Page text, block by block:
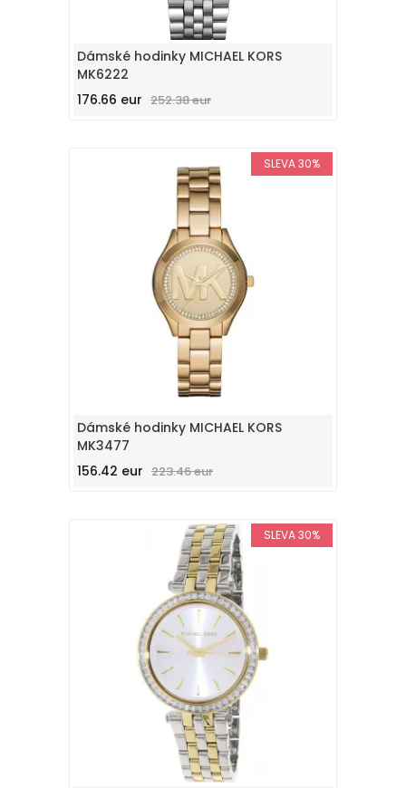
Dámské hodinky MICHAEL KORS
MK6222
176.66 eur 252.38 eur
SLEVA 30%
Dámské hodinky MICHAEL KORS
MK3477
156.42 eur 223.46 eur
SLEVA 30%